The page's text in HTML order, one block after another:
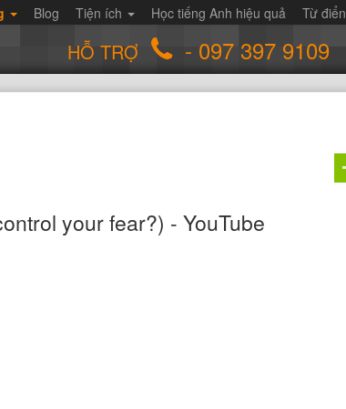
Blog Tiện ích Học tiếng Anh hiệu quả Từ điển
HỖ TRỢ - 097 397 9109
your fear?) - YouTube